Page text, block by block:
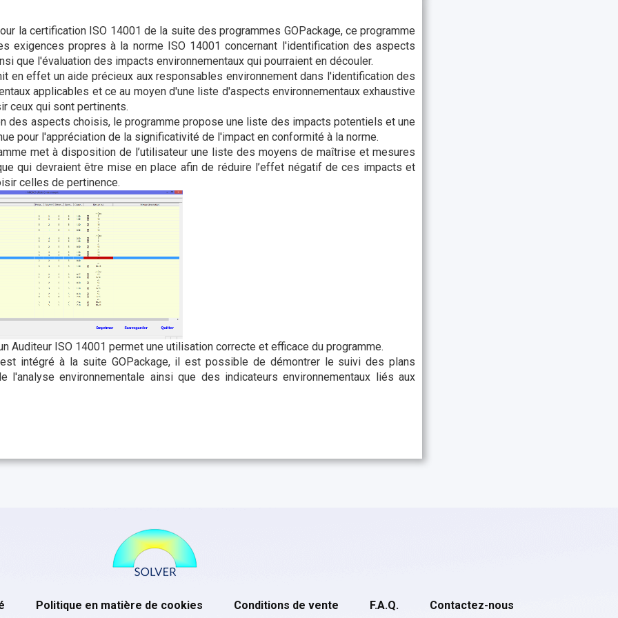
la certification ISO 14001 de la suite des programmes GOPackage, ce programme
exigences propres à la norme ISO 14001 concernant l'identification des aspects
que l'évaluation des impacts environnementaux qui pourraient en découler.
en effet un aide précieux aux responsables environnement dans l'identification des
applicables et ce au moyen d'une liste d'aspects environnementaux exhaustive
ceux qui sont pertinents.
des aspects choisis, le programme propose une liste des impacts potentiels et une
pour l'appréciation de la significativité de l'impact en conformité à la norme.
met à disposition de l’utilisateur une liste des moyens de maîtrise et mesures
qui devraient être mise en place afin de réduire l’effet négatif de ces impacts et
celles de pertinence.
Auditeur ISO 14001 permet une utilisation correcte et efficace du programme.
intégré à la suite GOPackage, il est possible de démontrer le suivi des plans
l'analyse environnementale ainsi que des indicateurs environnementaux liés aux
Politique en matière de cookies Conditions de vente F.A.Q. Contactez-nous